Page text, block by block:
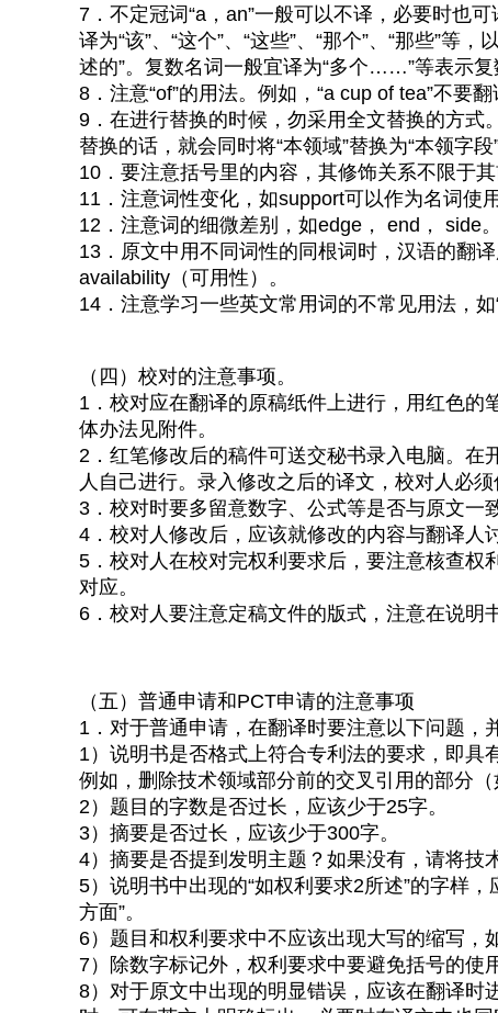
7．不定冠词“a，an”一般可以不译，必要时也可
译为“该”、“这个”、“这些”、“那个”、“那些”等
述的”。复数名词一般宜译为“多个……”等表示复
8．注意“of”的用法。例如，“a cup of tea”不要翻
9．在进行替换的时候，勿采用全文替换的方式
替换的话，就会同时将“本领域”替换为“本领字段”
10．要注意括号里的内容，其修饰关系不限于其
11．注意词性变化，如support可以作为名词使用
12．注意词的细微差别，如edge， end， side。
13．原文中用不同词性的同根词时，汉语的翻
availability（可用性）。
14．注意学习一些英文常用词的不常见用法，如
（四）校对的注意事项。
1．校对应在翻译的原稿纸件上进行，用红色
体办法见附件。
2．红笔修改后的稿件可送交秘书录入电脑。在
人自己进行。录入修改之后的译文，校对人必
3．校对时要多留意数字、公式等是否与原文一
4．校对人修改后，应该就修改的内容与翻译人
5．校对人在校对完权利要求后，要注意核查权
对应。
6．校对人要注意定稿文件的版式，注意在说明
（五）普通申请和PCT申请的注意事项
1．对于普通申请，在翻译时要注意以下问题，
1）说明书是否格式上符合专利法的要求，即具
例如，删除技术领域部分前的交叉引用的部分（
2）题目的字数是否过长，应该少于25字。
3）摘要是否过长，应该少于300字。
4）摘要是否提到发明主题？如果没有，请将技
5）说明书中出现的“如权利要求2所述”的字样
方面”。
6）题目和权利要求中不应该出现大写的缩写，
7）除数字标记外，权利要求中要避免括号的使用
8）对于原文中出现的明显错误，应该在翻译时